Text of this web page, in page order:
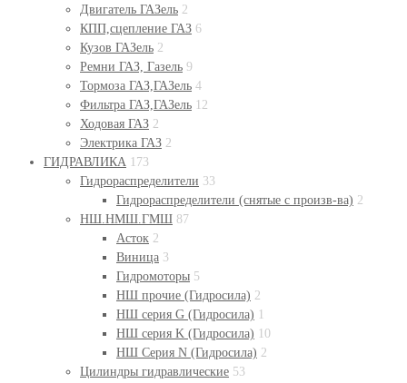
Двигатель ГАЗель 2
КПП,сцепление ГАЗ 6
Кузов ГАЗель 2
Ремни ГАЗ, Газель 9
Тормоза ГАЗ,ГАЗель 4
Фильтра ГАЗ,ГАЗель 12
Ходовая ГАЗ 2
Электрика ГАЗ 2
ГИДРАВЛИКА 173
Гидрораспределители 33
Гидрораспределители (снятые с произв-ва) 2
НШ.НМШ.ГМШ 87
Асток 2
Виница 3
Гидромоторы 5
НШ прочие (Гидросила) 2
НШ серия G (Гидросила) 1
НШ серия K (Гидросила) 10
НШ Серия N (Гидросила) 2
Цилиндры гидравлические 53